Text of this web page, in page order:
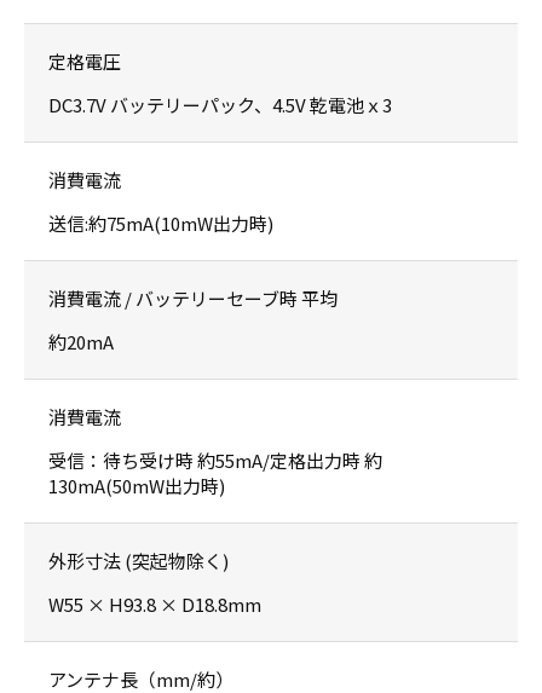
定格電圧
DC3.7V バッテリーパック、4.5V 乾電池ｘ3
消費電流
送信:約75mA(10mW出力時)
消費電流 / バッテリーセーブ時 平均
約20mA
消費電流
受信：待ち受け時 約55mA/定格出力時 約
130mA(50mW出力時)
外形寸法 (突起物除く)
W55 × H93.8 × D18.8mm
アンテナ長（mm/約）